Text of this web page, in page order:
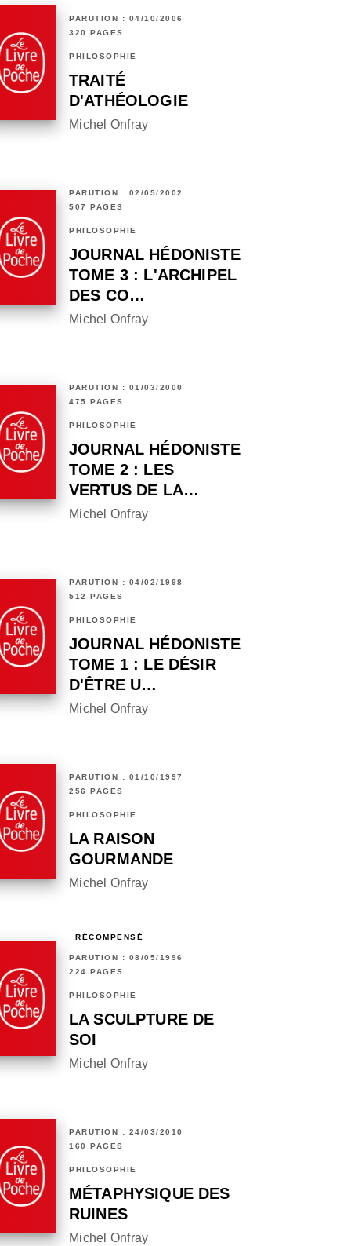
PARUTION : 04/10/2006
320 PAGES
PHILOSOPHIE
TRAITÉ
D'ATHÉOLOGIE
Michel Onfray
PARUTION : 02/05/2002
507 PAGES
PHILOSOPHIE
JOURNAL HÉDONISTE
TOME 3 : L'ARCHIPEL
DES CO…
Michel Onfray
PARUTION : 01/03/2000
475 PAGES
PHILOSOPHIE
JOURNAL HÉDONISTE
TOME 2 : LES
VERTUS DE LA…
Michel Onfray
PARUTION : 04/02/1998
512 PAGES
PHILOSOPHIE
JOURNAL HÉDONISTE
TOME 1 : LE DÉSIR
D'ÊTRE U…
Michel Onfray
PARUTION : 01/10/1997
256 PAGES
PHILOSOPHIE
LA RAISON
GOURMANDE
Michel Onfray
RÉCOMPENSÉ
PARUTION : 08/05/1996
224 PAGES
PHILOSOPHIE
LA SCULPTURE DE
SOI
Michel Onfray
PARUTION : 24/03/2010
160 PAGES
PHILOSOPHIE
MÉTAPHYSIQUE DES
RUINES
Michel Onfray